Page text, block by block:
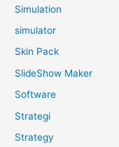
Simulation
simulator
Skin Pack
SlideShow Maker
Software
Strategi
Strategy